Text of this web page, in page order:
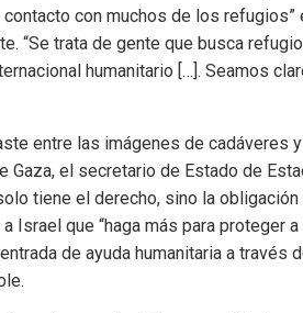
con muchos de los refugios”
“Se trata de gente que busca
humanitario […]. Seamos
entre las imágenes de cadáveres
el secretario de Estado de
tiene el derecho, sino la
Israel que “haga más para proteger
de ayuda humanitaria a través